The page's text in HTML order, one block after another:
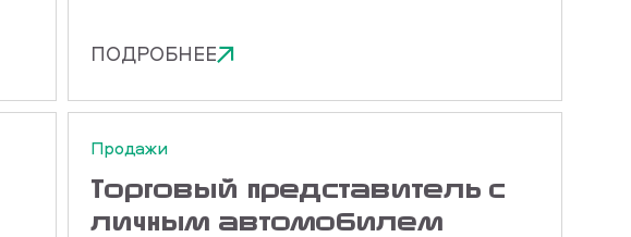
ПОДРОБНЕЕ
Продажи
Торговый представитель с
личным автомобилем